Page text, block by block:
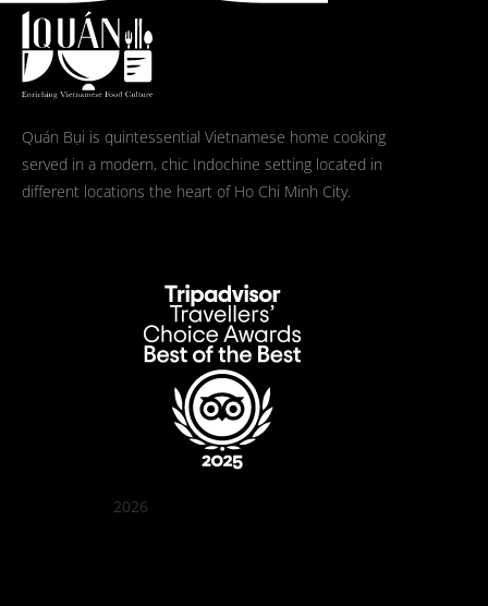
Quán Bụi is quintessential Vietnamese home cooking
served in a modern, chic Indochine setting located in
different locations the heart of Ho Chi Minh City.
2026